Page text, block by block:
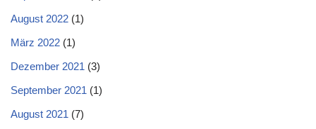
August 2022 (1)
März 2022 (1)
Dezember 2021 (3)
September 2021 (1)
August 2021 (7)